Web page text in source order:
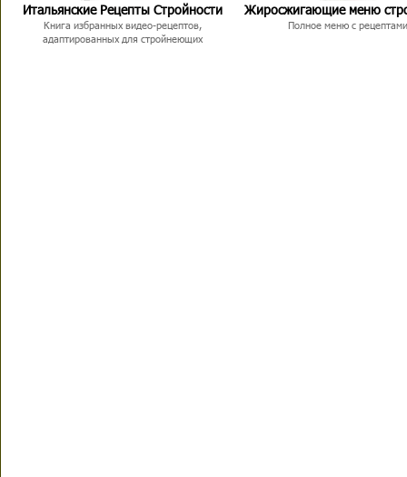
Итальянские Рецепты Стройности
Книга избранных видео-рецептов,
адаптированных для стройнеющих
Жиросжигающие меню
Полное меню с рецептами